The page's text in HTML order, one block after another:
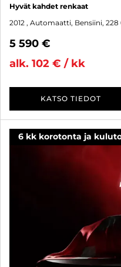
Hyvät kahdet renkaat
2012 , Automaatti, Bensiini,
5 590 €
alk. 102 € / kk
KATSO TIEDOT
6 kk korotonta ja